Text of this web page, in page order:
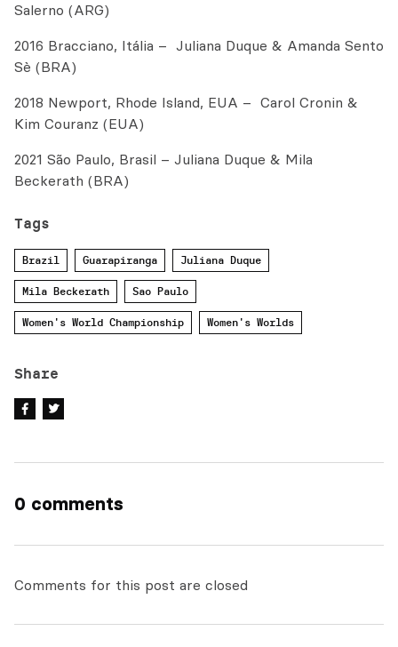
Salerno (ARG)
2016 Bracciano, Itália – Juliana Duque & Amanda Sento
Sè (BRA)
2018 Newport, Rhode Island, EUA – Carol Cronin &
Kim Couranz (EUA)
2021 São Paulo, Brasil – Juliana Duque & Mila
Beckerath (BRA)
Tags
Brazil Guarapiranga Juliana Duque
Mila Beckerath Sao Paulo
Women's World Championship Women's Worlds
Share
0 comments
Comments for this post are closed